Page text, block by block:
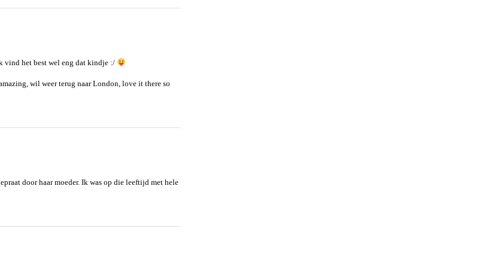
vind het best wel eng dat kindje :/
wil weer terug naar London, love it there so
door haar moeder. Ik was op die leeftijd met hele